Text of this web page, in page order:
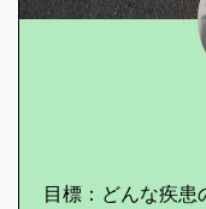
目標：どんな疾患